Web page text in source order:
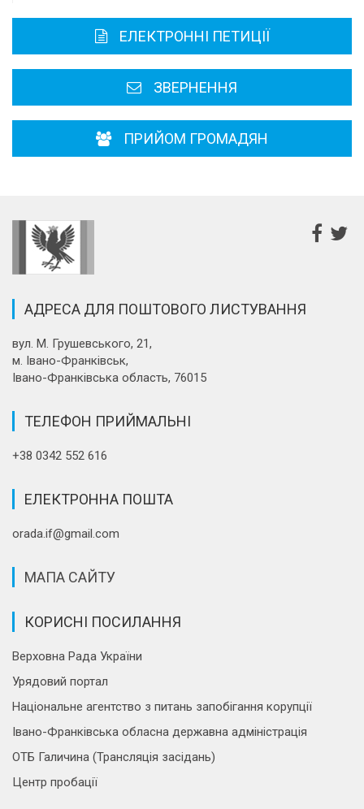
Районні, міські ради
ЕЛЕКТРОННІ ПЕТИЦІЇ
ЗВЕРНЕННЯ
ПРИЙОМ ГРОМАДЯН
АДРЕСА ДЛЯ ПОШТОВОГО ЛИСТУВАННЯ
вул. М. Грушевського, 21,
м. Івано-Франківськ,
Івано-Франківська область, 76015
ТЕЛЕФОН ПРИЙМАЛЬНІ
+38 0342 552 616
ЕЛЕКТРОННА ПОШТА
orada.if@gmail.com
МАПА САЙТУ
КОРИСНІ ПОСИЛАННЯ
Верховна Рада України
Урядовий портал
Національне агентство з питань запобігання корупції
Івано-Франківська обласна державна адміністрація
ОТБ Галичина (Трансляція засідань)
Центр пробації